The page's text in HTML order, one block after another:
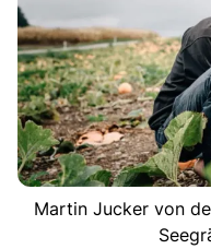
Martin Jucker von